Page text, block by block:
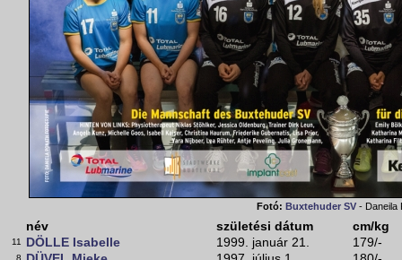
Fotó: Buxtehuder SV- Daneila
név születési dátum cm/kg
11 DÖLLE Isabelle 1999. január 21. 179/-
8